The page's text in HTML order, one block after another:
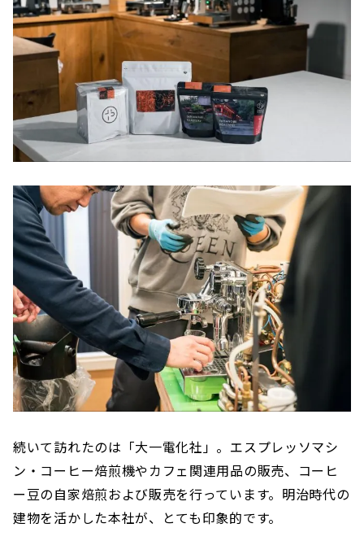
続いて訪れたのは「大一電化社」。エスプレッソマシ
ン・コーヒー焙煎機やカフェ関連用品の販売、コーヒ
ー豆の自家焙煎および販売を行っています。明治時代の
建物を活かした本社が、とても印象的です。